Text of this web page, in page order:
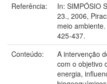
Referência:
In: SIMPÓSIO
23., 2006,
meio
425-437.
Conteúdo:
A intervenção
com o objetivo
energia,